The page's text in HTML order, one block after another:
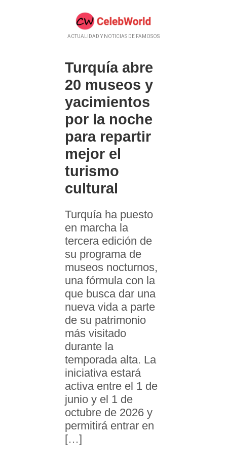
ACTUALIDAD Y NOTICIAS DE FAMOSOS
Turquía abre
20 museos y
yacimientos
por la noche
para repartir
mejor el
turismo
cultural
Turquía ha puesto
en marcha la
tercera edición de
su programa de
museos nocturnos,
una fórmula con la
que busca dar una
nueva vida a parte
de su patrimonio
más visitado
durante la
temporada alta. La
iniciativa estará
activa entre el 1 de
junio y el 1 de
octubre de 2026 y
permitirá entrar en
[…]